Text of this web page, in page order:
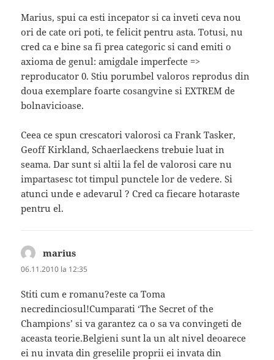
Marius, spui ca esti incepator si ca inveti ceva nou
ori de cate ori poti, te felicit pentru asta. Totusi, nu
cred ca e bine sa fi prea categoric si cand emiti o
axioma de genul: amigdale imperfecte =>
reproducator 0. Stiu porumbel valoros reprodus din
doua exemplare foarte cosangvine si EXTREM de
bolnavicioase.
Ceea ce spun crescatori valorosi ca Frank Tasker,
Geoff Kirkland, Schaerlaeckens trebuie luat in
seama. Dar sunt si altii la fel de valorosi care nu
impartasesc tot timpul punctele lor de vedere. Si
atunci unde e adevarul ? Cred ca fiecare hotaraste
pentru el.
marius
06.11.2010 la 12:35
Stiti cum e romanu?este ca Toma
necredinciosul!Cumparati ‘The Secret of the
Champions’ si va garantez ca o sa va convingeti de
aceasta teorie.Belgieni sunt la un alt nivel deoarece
ei nu invata din greselile proprii ei invata din